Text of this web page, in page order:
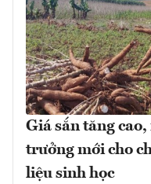
Giá sắn tăng
trưởng mới cho
liệu sinh học